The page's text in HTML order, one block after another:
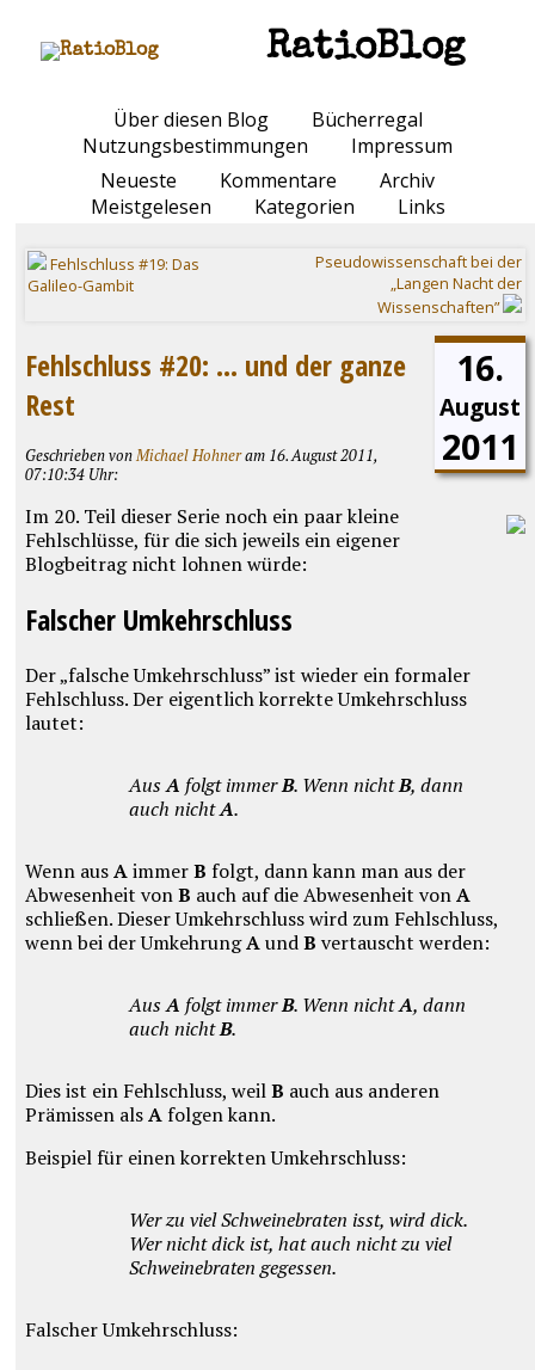
RatioBlog
Über diesen Blog
Bücherregal
Nutzungsbestimmungen
Impressum
Neueste
Kommentare
Archiv
Meistgelesen
Kategorien Links
Fehlschluss #19: Das
Galileo-Gambit
Pseudowissenschaft bei der
„Langen Nacht der
Wissenschaften”
16.
August
2011
Fehlschluss #20: ... und der ganze
Rest
Geschrieben vonMichael Hohneram 16. August 2011,
07:10:34 Uhr:
Im 20. Teil dieser Serie noch ein paar kleine
Fehlschlüsse, für die sich jeweils ein eigener
Blogbeitrag nicht lohnen würde:
Falscher Umkehrschluss
Der „falsche Umkehrschluss” ist wieder ein formaler
Fehlschluss. Der eigentlich korrekte Umkehrschluss
lautet:
AusA folgt immerB. Wenn nichtB, dann
auch nichtA.
Wenn ausAimmerB folgt, dann kann man aus der
Abwesenheit vonB auch auf die Abwesenheit vonA
schließen. Dieser Umkehrschluss wird zum Fehlschluss,
wenn bei der UmkehrungAundB vertauscht werden:
AusA folgt immerB. Wenn nichtA, dann
auch nichtB.
Dies ist ein Fehlschluss, weilB auch aus anderen
Prämissen alsAfolgen kann.
Beispiel für einen korrekten Umkehrschluss:
Wer zu viel Schweinebraten isst, wird dick.
Wer nicht dick ist, hat auch nicht zu viel
Schweinebraten gegessen.
Falscher Umkehrschluss: